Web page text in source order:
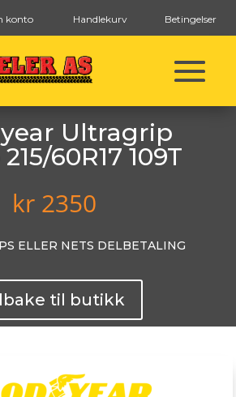
konto Handlekurv Betingelser
Ultragrip
60R17 109T
kr2350
ELLER NETS DELBETALING
til butikk